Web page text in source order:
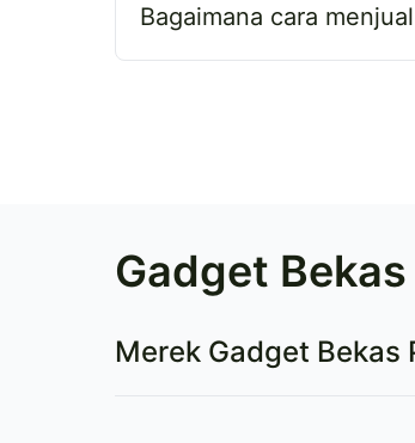
Bagaimana cara
Gadget
Merek Gadget Bekas